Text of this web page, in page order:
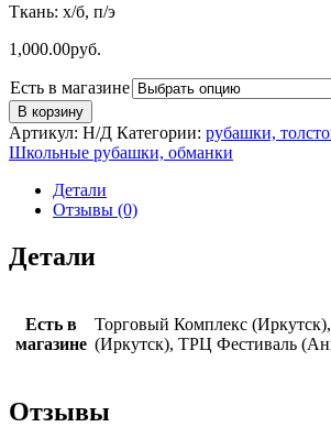
Ткань: х/б, п/э
1,000.00руб.
Есть в магазине
В корзину
Артикул: Н/Д Категории: рубашки,
Школьные рубашки, обманки
Детали
Отзывы (0)
Детали
Есть в
магазине
Торговый Комплекс
(Иркутск), ТРЦ Фестиваль
Отзывы